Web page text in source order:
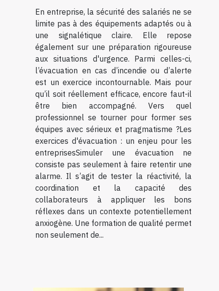
En entreprise, la sécurité des salariés ne se
limite pas à des équipements adaptés ou à
une signalétique claire. Elle repose
également sur une préparation rigoureuse
aux situations d'urgence. Parmi celles-ci,
l’évacuation en cas d’incendie ou d’alerte
est un exercice incontournable. Mais pour
qu’il soit réellement efficace, encore faut-il
être bien accompagné. Vers quel
professionnel se tourner pour former ses
équipes avec sérieux et pragmatisme ?Les
exercices d'évacuation : un enjeu pour les
entreprisesSimuler une évacuation ne
consiste pas seulement à faire retentir une
alarme. Il s’agit de tester la réactivité, la
coordination et la capacité des
collaborateurs à appliquer les bons
réflexes dans un contexte potentiellement
anxiogène. Une formation de qualité permet
non seulement de...